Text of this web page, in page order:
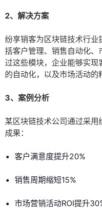
2、解决方案
纷享销客为区块链技术行
括客户管理、销售自动化
过这些模块，企业能够实
的自动化，以及市场活动的
3、案例分析
某区块链技术公司通过采
成果：
客户满意度提升20%
销售周期缩短15%
市场营销活动ROI提升